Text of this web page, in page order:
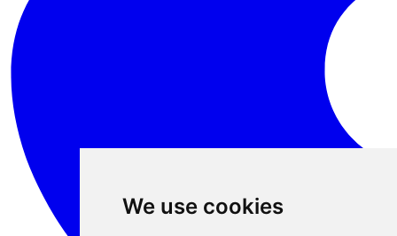
We use cookies